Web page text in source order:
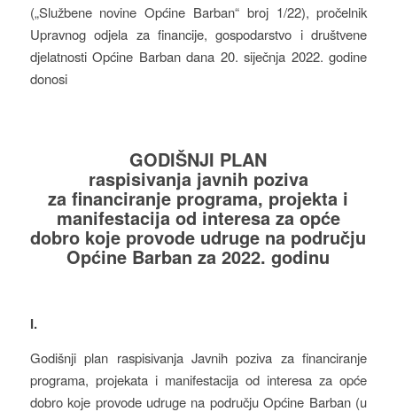
(„Službene novine Općine Barban“ broj 1/22), pročelnik
Upravnog odjela za financije, gospodarstvo i društvene
djelatnosti Općine Barban dana 20. siječnja 2022. godine
donosi
GODIŠNJI PLAN
raspisivanja javnih poziva
za financiranje programa, projekta i
manifestacija od interesa za opće
dobro koje provode udruge na području
Općine Barban za 2022. godinu
I.
Godišnji plan raspisivanja Javnih poziva za financiranje
programa, projekata i manifestacija od interesa za opće
dobro koje provode udruge na području Općine Barban (u